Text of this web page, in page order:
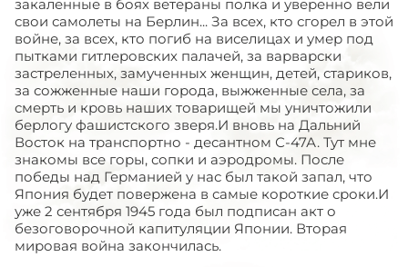
закаленные в боях ветераны полка и уверенно вели
свои самолеты на Берлин... За всех, кто сгорел в этой
войне, за всех, кто погиб на виселицах и умер под
пытками гитлеровских палачей, за варварски
застреленных, замученных женщин, детей, стариков,
за сожженные наши города, выжженные села, за
смерть и кровь наших товарищей мы уничтожили
берлогу фашистского зверя.И вновь на Дальний
Восток на транспортно - десантном С-47А. Тут мне
знакомы все горы, сопки и аэродромы. После
победы над Германией у нас был такой запал, что
Япония будет повержена в самые короткие сроки.И
уже 2 сентября 1945 года был подписан акт о
безоговорочной капитуляции Японии. Вторая
мировая война закончилась.